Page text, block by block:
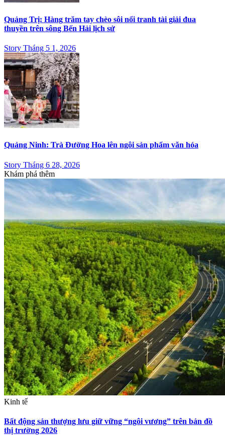
Quảng Trị: Hàng trăm tay chèo sôi nổi tranh tài giải đua
thuyền trên sông Bến Hải lịch sử
Story Tháng 5 1, 2026
Quảng Ninh: Trà Đường Hoa lên ngôi sản phẩm văn hóa
Story Tháng 6 28, 2026
Khám phá thêm
Kinh tế
Bất động sản thượng lưu giữ vững “ngôi vương” trên bản đồ
thị trường 2026